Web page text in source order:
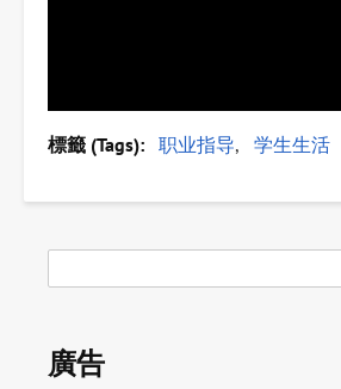
標籤 (Tags) 职业指导 学生生活
尋
廣告